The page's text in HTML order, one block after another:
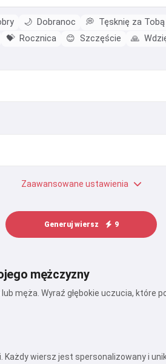
🌙 Dobranoc 💭 Tęsknię za Tobą
💝 Rocznica 😊 Szczęście 🙏
Zaawansowane ustawienia
Generuj wiersz 9
mężczyzny
męża. Wyraź głębokie uczucia, które
wiersz jest spersonalizowany i